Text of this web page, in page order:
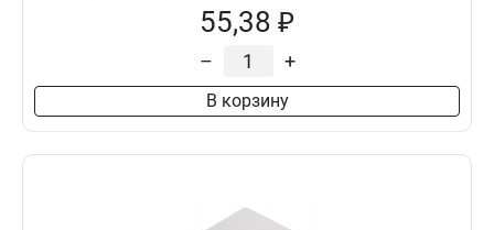
55,38 ₽
– +
В корзину